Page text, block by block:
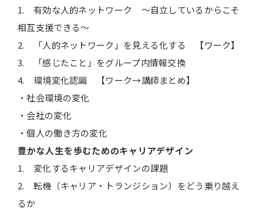
1. 有効な人的ネットワーク ～自立しているからこそ
相互支援できる～
2. 「人的ネットワーク」を見える化する 【ワーク】
3. 「感じたこと」をグループ内情報交換
4. 環境変化認識 【ワーク→講師まとめ】
・社会環境の変化
・会社の変化
・個人の働き方の変化
豊かな人生を歩むためのキャリアデザイン
1. 変化するキャリアデザインの課題
2. 転機（キャリア・トランジション）をどう乗り越え
るか